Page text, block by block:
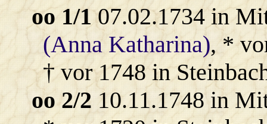
oo 1/107.02.1734 in
(Anna Katharina), *
† vor 1748 in
oo 2/2 10.11.1748 in